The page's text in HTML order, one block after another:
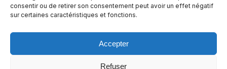
consentir ou de retirer son consentement peut avoir un effet négatif
sur certaines caractéristiques et fonctions.
Accepter
Refuser
Politique de cookies